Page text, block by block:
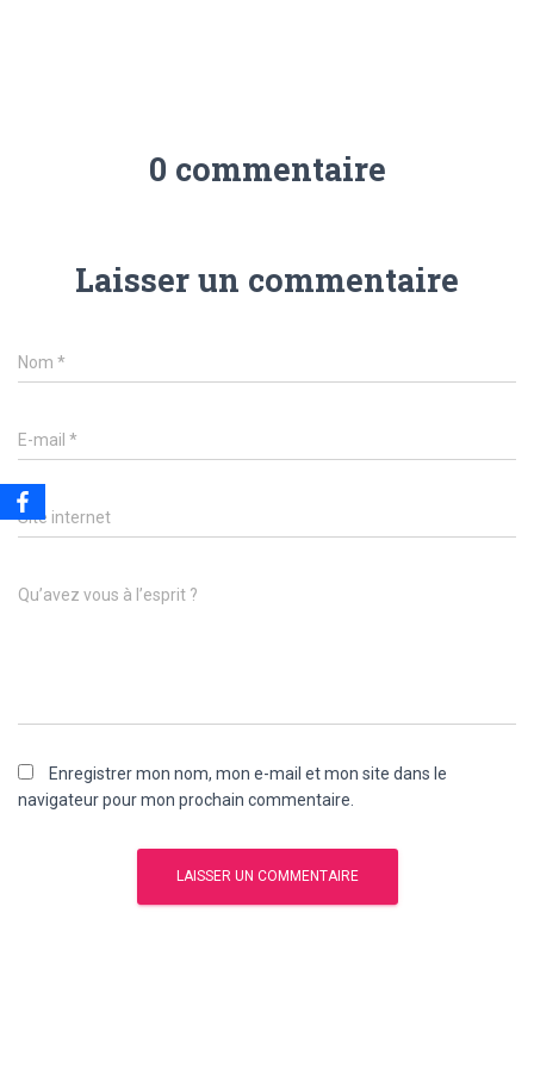
0 commentaire
Laisser un commentaire
Nom *
E-mail *
Site internet
Qu’avez vous à l’esprit ?
Enregistrer mon nom, mon e-mail et mon site dans le
navigateur pour mon prochain commentaire.